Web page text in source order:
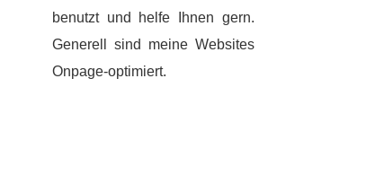
benutzt und helfe Ihnen gern.
Generell sind meine Websites
Onpage-optimiert.